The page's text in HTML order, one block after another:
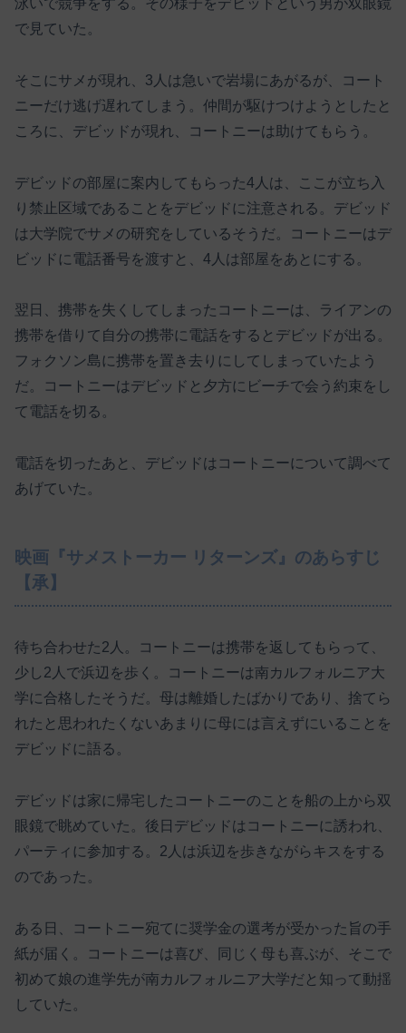
泳いで競争をする。その様子をデビッドという男が双眼鏡
で見ていた。
そこにサメが現れ、3人は急いで岩場にあがるが、コート
ニーだけ逃げ遅れてしまう。仲間が駆けつけようとしたと
ころに、デビッドが現れ、コートニーは助けてもらう。
デビッドの部屋に案内してもらった4人は、ここが立ち入
り禁止区域であることをデビッドに注意される。デビッド
は大学院でサメの研究をしているそうだ。コートニーはデ
ビッドに電話番号を渡すと、4人は部屋をあとにする。
翌日、携帯を失くしてしまったコートニーは、ライアンの
携帯を借りて自分の携帯に電話をするとデビッドが出る。
フォクソン島に携帯を置き去りにしてしまっていたよう
だ。コートニーはデビッドと夕方にビーチで会う約束をし
て電話を切る。
電話を切ったあと、デビッドはコートニーについて調べて
あげていた。
映画『サメストーカー リターンズ』のあらすじ
【承】
待ち合わせた2人。コートニーは携帯を返してもらって、
少し2人で浜辺を歩く。コートニーは南カルフォルニア大
学に合格したそうだ。母は離婚したばかりであり、捨てら
れたと思われたくないあまりに母には言えずにいることを
デビッドに語る。
デビッドは家に帰宅したコートニーのことを船の上から双
眼鏡で眺めていた。後日デビッドはコートニーに誘われ、
パーティに参加する。2人は浜辺を歩きながらキスをする
のであった。
ある日、コートニー宛てに奨学金の選考が受かった旨の手
紙が届く。コートニーは喜び、同じく母も喜ぶが、そこで
初めて娘の進学先が南カルフォルニア大学だと知って動揺
していた。